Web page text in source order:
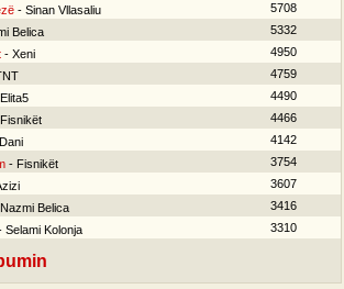
- Sinan Vllasaliu
5708
Belica
5332
- Xeni
4950
4759
4490
4466
4142
- Fisnikët
3754
3607
Belica
3416
Kolonja 3310